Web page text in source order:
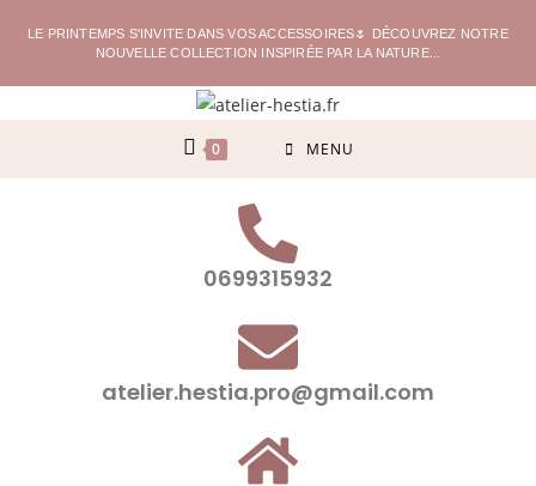
LE PRINTEMPS S'INVITE DANS VOS ACCESSOIRES🌷 DÉCOUVREZ NOTRE
NOUVELLE COLLECTION INSPIRÉE PAR LA NATURE...
0 MENU
0699315932
atelier.hestia.pro@gmail.com